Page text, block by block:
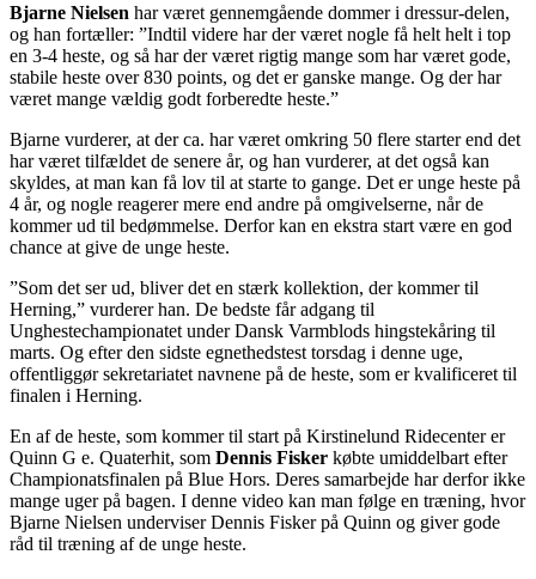
Bjarne Nielsen har været gennemgående dommer i dressur-delen,
og han fortæller: ”Indtil videre har der været nogle få helt helt i top
en 3-4 heste, og så har der været rigtig mange som har været gode,
stabile heste over 830 points, og det er ganske mange. Og der har
været mange vældig godt forberedte heste.”
Bjarne vurderer, at der ca. har været omkring 50 flere starter end det
har været tilfældet de senere år, og han vurderer, at det også kan
skyldes, at man kan få lov til at starte to gange. Det er unge heste på
4 år, og nogle reagerer mere end andre på omgivelserne, når de
kommer ud til bedømmelse. Derfor kan en ekstra start være en god
chance at give de unge heste.
”Som det ser ud, bliver det en stærk kollektion, der kommer til
Herning,” vurderer han. De bedste får adgang til
Unghestechampionatet under Dansk Varmblods hingstekåring til
marts. Og efter den sidste egnethedstest torsdag i denne uge,
offentliggør sekretariatet navnene på de heste, som er kvalificeret til
finalen i Herning.
En af de heste, som kommer til start på Kirstinelund Ridecenter er
Quinn G e. Quaterhit, som Dennis Fisker købte umiddelbart efter
Championatsfinalen på Blue Hors. Deres samarbejde har derfor ikke
mange uger på bagen. I denne video kan man følge en træning, hvor
Bjarne Nielsen underviser Dennis Fisker på Quinn og giver gode
råd til træning af de unge heste.